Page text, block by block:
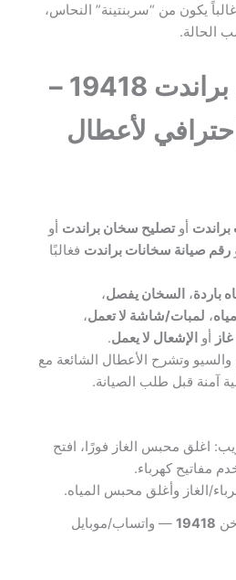
يكون من “سربنتينة” النحاس،
الحالة.
صيانة سخانات براندت 19418 –
لأعطال
أوتصليح سخان براندت أو
رقم صيانة سخانات براندت فغالبًا
باردة، السخان يفصل،
، لمبات/شاشة لا تعمل،
أو الإشعال لا يعمل.
والسيو وتشرح الأعطال الشائعة مع
آمنة قبل طلب الصيانة.
اغلق محبس الغاز فورًا، افتح
مفاتيح كهرباء.
الغاز وأغلق محبس المياه.
19418 — واتساب/موبايل